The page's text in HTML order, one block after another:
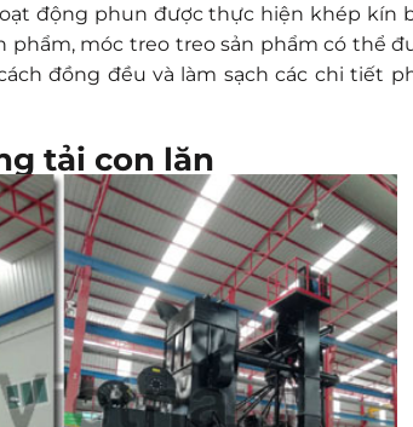
động phun được thực hiện khép kín
móc treo treo sản phẩm có thể
đồng đều và làm sạch các chi tiết
tải con lăn